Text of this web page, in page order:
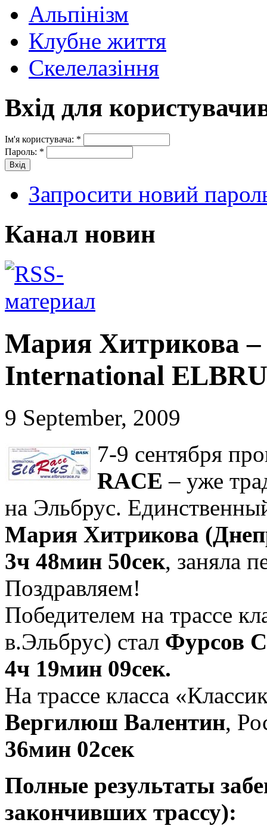
Альпінізм
Клубне життя
Скелелазіння
Вхід для
Ім'я користувача: *
Пароль: *
Запросити новий
Канал новин
Мария Хитрикова –
International
9 September, 2009
7-9 сентября
RACE – уже
на Эльбрус.
Мария Хитрикова
3ч 48мин 50сек, заняла
Поздравляем!
Победителем на трассе
в.Эльбрус) стал Фурсов
4ч 19мин 09сек.
На трассе класса
Вергилюш Валентин,
36мин 02сек
Полные результаты
закончивших трассу):